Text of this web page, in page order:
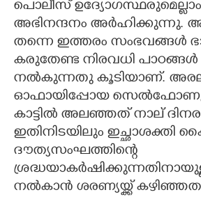
പൊലീസ്
അഭിനന്ദനം
തന്നെ ഇത്തരം സംഭവങ്ങൾ
കരുതേണ്ട നിരവധി
നൽകുന്നതു കൂടിയാണ്.
ഓഫായിപ്പോയ
കാട്ടിൽ അലഞ്ഞത് നാല്
ഇതിനിടയിലും ഇച്ഛാശക്തി
ദൗത്യസംഘത്തിന്റെ
നൽകാൻ ശരണ്യയ്ക്ക്